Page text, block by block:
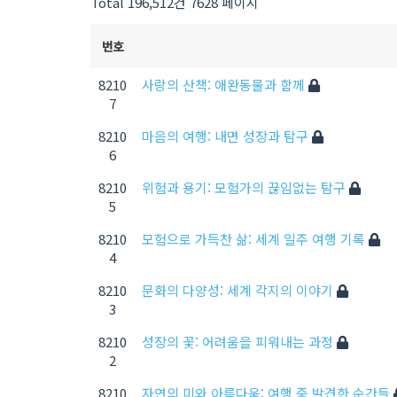
번호
8210
7
사랑의 산책: 애완동물과 함께
8210
6
마음의 여행: 내면 성장과 탐구
8210
5
위험과 용기: 모험가의 끊임없는 탐구
8210
4
모험으로 가득찬 삶: 세계 일주 여행 기록
8210
3
문화의 다양성: 세계 각지의 이야기
8210
2
성장의 꽃: 어려움을 피워내는 과정
8210 자연의 미와 아름다움: 여행 중 발견한 순간들